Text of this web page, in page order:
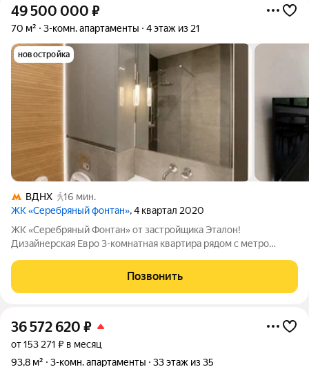
49 500 000 ₽
70 м² 3-комн. апартаменты 4 этаж из 21
новостройка
ВДНХ
16 мин.
ЖК «Серебряный фонтан», 4 квартал 2020
ЖК «Серебряный Фонтан» от застройщика Эталон!
Дизайнерская Евро 3-комнатная квартира рядом с метро
стильную 3-комнатную квартиру в одном из самых
престижных жилых комплексов Москвы-ЖК «Серебряный
Позвонить
36 572 620 ₽
от 153 271 ₽ в месяц
93,8 м²
3-комн. апартаменты 33 этаж из 35